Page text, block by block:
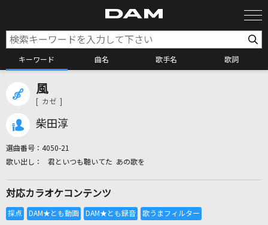
キーワード 曲名 歌手名 歌詞
全国りれき
風
[ カゼ ]
柴田淳
選曲番号： 4050-21
君といつも聴いてた あの歌を
対応カラオケコンテンツ